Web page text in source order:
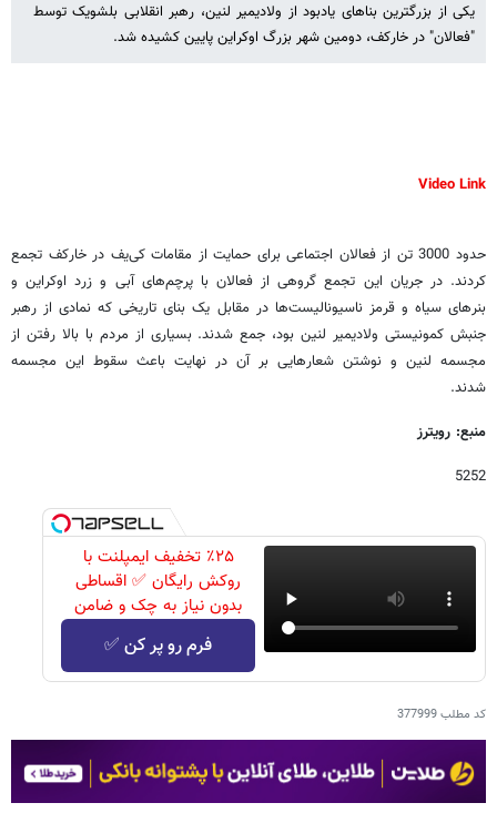
یکی از بزرگترین بناهای یادبود از ولادیمیر لنین، رهبر انقلابی بلشویک توسط
"فعالان" در خارکف، دومین شهر بزرگ اوکراین پایین کشیده شد.
Video Link
حدود 3000 تن از فعالان اجتماعی برای حمایت از مقامات کی‌یف در خارکف تجمع
کردند. در جریان این تجمع گروهی از فعالان با پرچم‌های آبی و زرد اوکراین و
بنرهای سیاه و قرمز ناسیونالیست‌ها در مقابل یک بنای تاریخی که نمادی از رهبر
جنبش کمونیستی ولادیمیر لنین بود، جمع شدند. بسیاری از مردم با بالا رفتن از
مجسمه لنین و نوشتن شعارهایی بر آن در نهایت باعث سقوط این مجسمه
شدند.
منبع: رویترز
5252
٪۲۵ تخفیف ایمپلنت با
روکش رایگان ✅ اقساطی
بدون نیاز به چک و ضامن
فرم رو پر کن ✅
کد مطلب377999